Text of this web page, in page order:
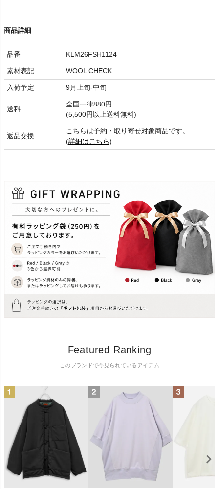
商品詳細
品番 KLM26FSH1124
素材表記 WOOL CHECK
入荷予定 9月上旬-中旬
送料
全国一律880円
(5,500円以上送料無料)
返品交換
こちらは予約・取り寄せ対象商品です。
(詳細はこちら)
Featured Ranking
このブランドで今見られているアイテム